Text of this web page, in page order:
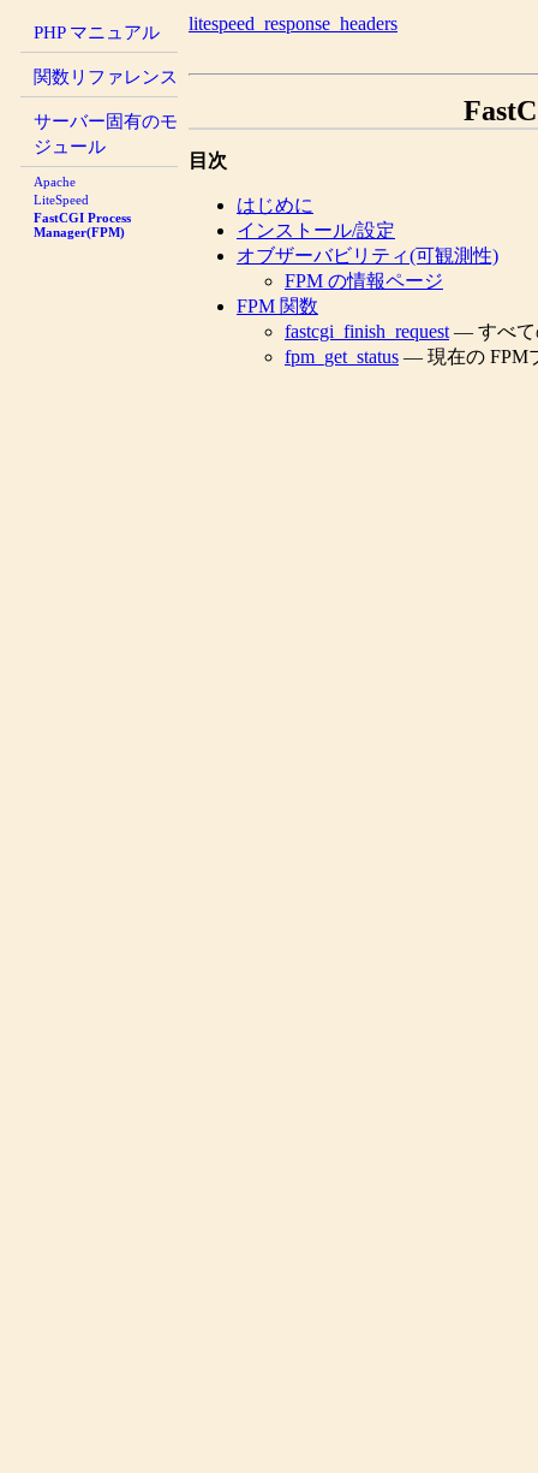
PHP マニュアル
関数リファレンス
サーバー固有のモ
ジュール
Apache
LiteSpeed
FastCGI Process
Manager(FPM)
litespeed_response_headers
目次
はじめに
インストール/設定
オブザーバビリティ(可観測性)
FPM の情報ページ
FPM 関数
fastcgi_finish_request — すべて
fpm_get_status — 現在の FPM